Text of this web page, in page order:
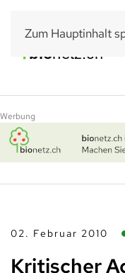
Zum Hauptinhalt
Werbung
02. Februar 2010
Kritischer